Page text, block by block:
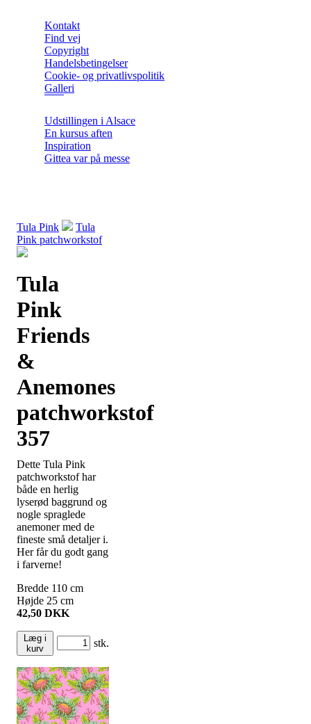
Kontakt
Find vej
Copyright
Handelsbetingelser
Cookie- og privatlivspolitik
Galleri
Udstillingen i Alsace
En kursus aften
Inspiration
Gittea var på messe
Tula Pink
Tula
Pink patchworkstof
Tula
Pink
Friends
&
Anemones
patchworkstof
357
Dette Tula Pink
patchworkstof har
både en herlig
lyserød baggrund og
nogle spraglede
anemoner med de
fineste små detaljer i.
Her får du godt gang
i farverne!
Bredde 110 cm
Højde 25 cm
42,50 DKK
Læg i
kurv
stk.